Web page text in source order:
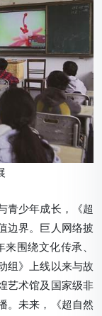
青少年成长，《超
边界。巨人网络披
围绕文化传承、
组》上线以来与故
艺术馆及国家级非
。未来，《超自然